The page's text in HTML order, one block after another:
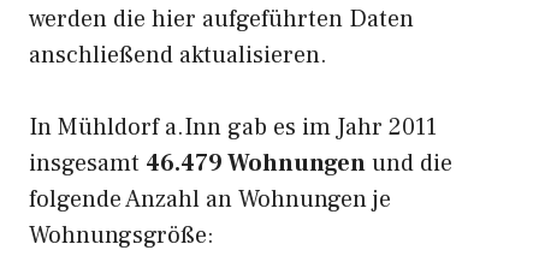
werden die hier aufgeführten Daten
anschließend aktualisieren.
In Mühldorf a.Inn gab es im Jahr 2011
insgesamt 46.479 Wohnungenund die
folgende Anzahl an Wohnungen je
Wohnungsgröße: